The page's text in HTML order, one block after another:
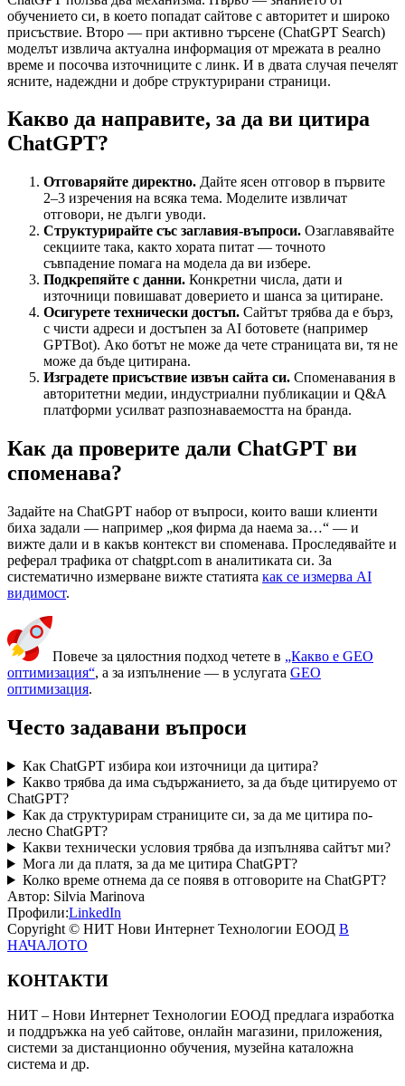
обучението си, в което попадат сайтове с авторитет и широко
присъствие. Второ — при активно търсене (ChatGPT Search)
моделът извлича актуална информация от мрежата в реално
време и посочва източниците с линк. И в двата случая печелят
ясните, надеждни и добре структурирани страници.
Какво да направите, за да ви цитира
ChatGPT?
Отговаряйте директно. Дайте ясен отговор в първите
2–3 изречения на всяка тема. Моделите извличат
отговори, не дълги уводи.
Структурирайте със заглавия-въпроси. Озаглавявайте
секциите така, както хората питат — точното
съвпадение помага на модела да ви избере.
Подкрепяйте с данни. Конкретни числа, дати и
източници повишават доверието и шанса за цитиране.
Осигурете технически достъп. Сайтът трябва да е бърз,
с чисти адреси и достъпен за AI ботовете (например
GPTBot). Ако ботът не може да чете страницата ви, тя не
може да бъде цитирана.
Изградете присъствие извън сайта си. Споменавания в
авторитетни медии, индустриални публикации и Q&A
платформи усилват разпознаваемостта на бранда.
Как да проверите дали ChatGPT ви
споменава?
Задайте на ChatGPT набор от въпроси, които ваши клиенти
биха задали — например „коя фирма да наема за…“ — и
вижте дали и в какъв контекст ви споменава. Проследявайте и
реферал трафика от chatgpt.com в аналитиката си. За
систематично измерване вижте статията как се измерва AI
видимост.
Повече за цялостния подход четете в „Какво е GEO
оптимизация“, а за изпълнение — в услугата GEO
оптимизация.
Често задавани въпроси
Как ChatGPT избира кои източници да цитира?
Какво трябва да има съдържанието, за да бъде цитируемо от
ChatGPT?
Как да структурирам страниците си, за да ме цитира по-
лесно ChatGPT?
Какви технически условия трябва да изпълнява сайтът ми?
Мога ли да платя, за да ме цитира ChatGPT?
Колко време отнема да се появя в отговорите на ChatGPT?
Автор: Silvia Marinova
Профили:LinkedIn
Copyright © НИТ Нови Интернет Технологии ЕООД В
НАЧАЛОТО
КОНТАКТИ
НИТ – Нови Интернет Технологии ЕООД предлага изработка
и поддръжка на уеб сайтове, онлайн магазини, приложения,
системи за дистанционно обучения, музейна каталожна
система и др.